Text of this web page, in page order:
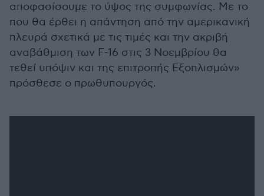
αποφασίσουμε το ύψος της συμφωνίας. Με το
που θα έρθει η απάντηση από την αμερικανική
πλευρά σχετικά με τις τιμές και την ακριβή
αναβάθμιση των F-16 στις 3 Νοεμβρίου θα
τεθεί υπόψιν και της επιτροπής Εξοπλισμών»
πρόσθεσε ο πρωθυπουργός.